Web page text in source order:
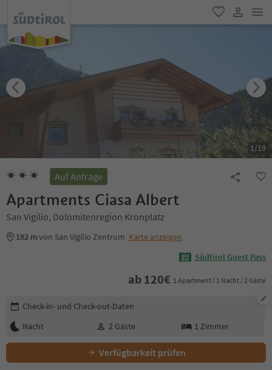
favorit
user link
1/19
Auf Anfrage
Apartments Ciasa Albert
San Vigilio, Dolomitenregion Kronplatz
182 mvon San Vigilio Zentrum Karte anzeigen
Südtirol Guest Pass
ab 120€ 1 Apartment / 1 Nacht / 2 Gäste
Buchungsdetails bearbeiten
Check-in- und Check-out-Daten
Nacht
2 Gäste 1 Zimmer
Verfügbarkeit prüfen